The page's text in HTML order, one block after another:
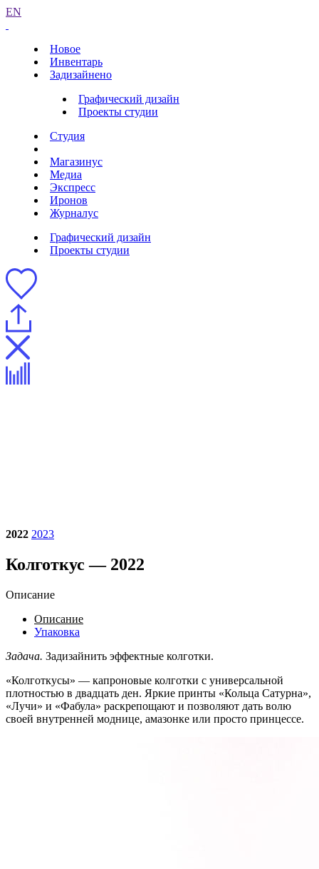
EN
Новое
Инвентарь
Задизайнено
Графический дизайн
Проекты студии
Студия
Магазинус
Медиа
Экспресс
Иронов
Журналус
Графический дизайн
Проекты студии
2022 2023
Колготкус — 2022
Описание
Описание
Упаковка
Задача. Задизайнить эффектные колготки.
«Колготкусы» — капроновые колготки с универсальной
плотностью в двадцать ден. Яркие принты «Кольца Сатурна»,
«Лучи» и «Фабула» раскрепощают и позволяют дать волю
своей внутренней моднице, амазонке или просто принцессе.